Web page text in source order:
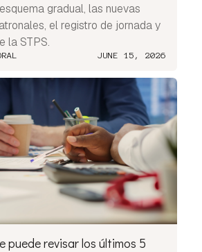
gradual, las nuevas
el registro de jornada y
la STPS.
JUNE 15, 2026
puede revisar los últimos 5